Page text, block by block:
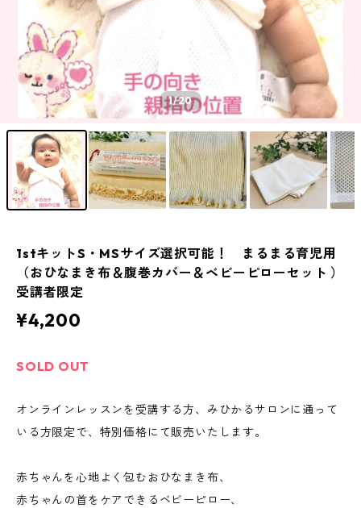
1/20
1stキットS・MSサイズ選択可能！ まるまる育児用
（おひなまき布＆腹巻カバー＆ベビーピローセット ）
受講者限定
¥4,200
SOLD OUT
オンラインレッスンを受講する方、みひかるサロンに通って
いる方限定で、特別価格にて販売いたします。
赤ちゃんを心地よく包むおひなまき布、
赤ちゃんの首をケアできるベビーピロー、